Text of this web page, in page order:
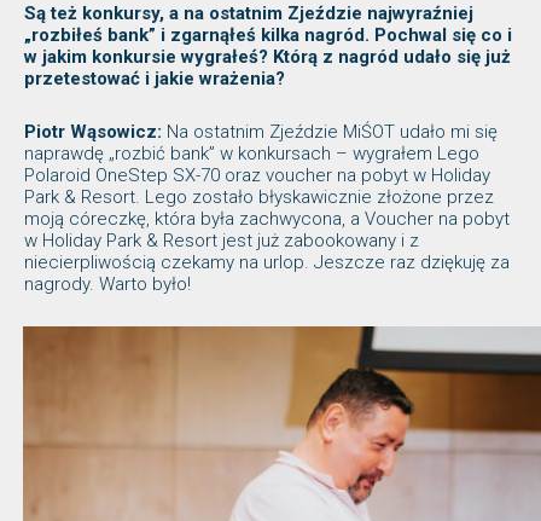
Są też konkursy, a na ostatnim Zjeździe najwyraźniej
„rozbiłeś bank” i zgarnąłeś kilka nagród. Pochwal się co i
w jakim konkursie wygrałeś? Którą z nagród udało się już
przetestować i jakie wrażenia?
Piotr Wąsowicz: Na ostatnim Zjeździe MiŚOT udało mi się
naprawdę „rozbić bank” w konkursach – wygrałem Lego
Polaroid OneStep SX-70 oraz voucher na pobyt w Holiday
Park & Resort. Lego zostało błyskawicznie złożone przez
moją córeczkę, która była zachwycona, a Voucher na pobyt
w Holiday Park & Resort jest już zabookowany i z
niecierpliwością czekamy na urlop. Jeszcze raz dziękuję za
nagrody. Warto było!